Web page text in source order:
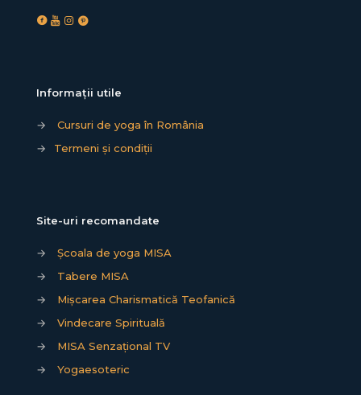
Informații utile
→
Cursuri de yoga în România
→
Termeni și condiții
Site-uri recomandate
→
Școala de yoga MISA
→
Tabere MISA
→
Mișcarea Charismatică Teofanică
→
Vindecare Spirituală
→
MISA Senzațional TV
→
Yogaesoteric